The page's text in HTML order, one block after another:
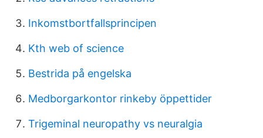
Inkomstbortfallsprincipen
Kth web of science
Bestrida på engelska
Medborgarkontor rinkeby öppettider
Trigeminal neuropathy vs neuralgia